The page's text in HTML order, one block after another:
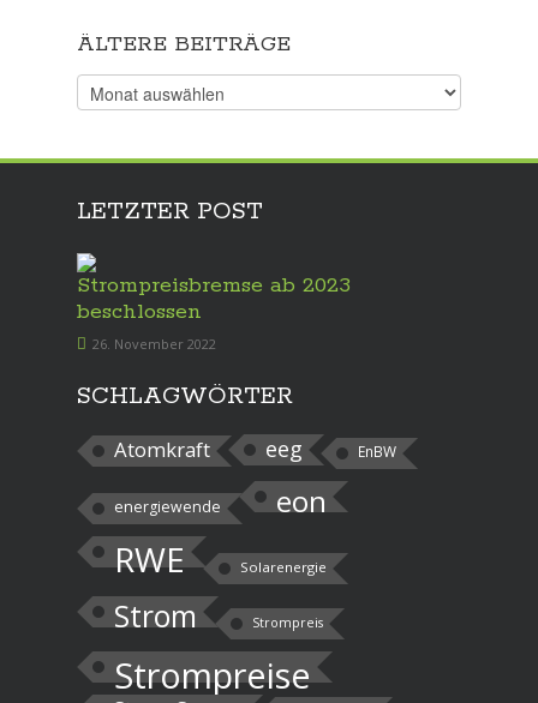
ÄLTERE BEITRÄGE
Ältere
Beiträge
LETZTER POST
Strompreisbremse ab 2023
beschlossen
26. November 2022
SCHLAGWÖRTER
Atomkraft eeg EnBW
energiewende eon
RWE Solarenergie
Strom Strompreis
Strompreise